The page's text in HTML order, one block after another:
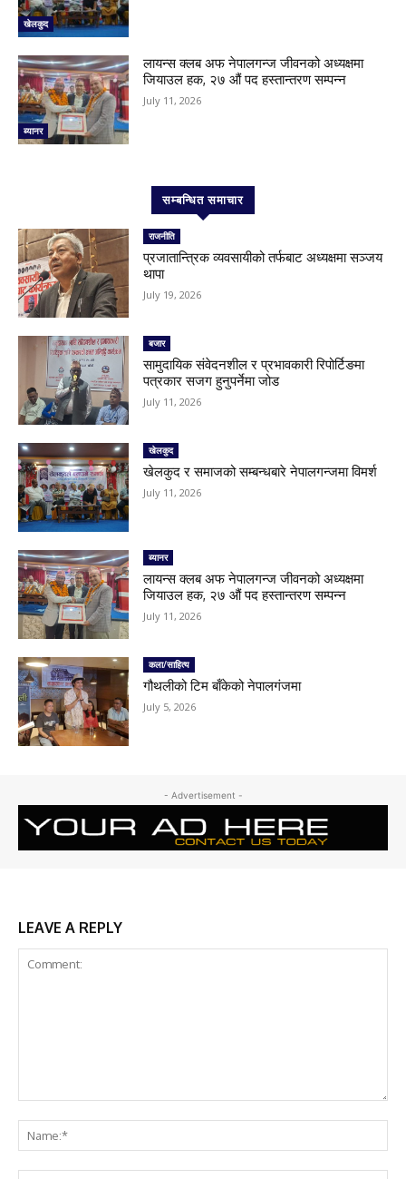
खेलकुद
ब्यानर
लायन्स क्लब अफ नेपालगन्ज जीवनको अध्यक्षमा
जियाउल हक, २७ औं पद हस्तान्तरण सम्पन्न
July 11, 2026
सम्बन्धित समाचार
राजनीति
प्रजातान्त्रिक व्यवसायीको तर्फबाट अध्यक्षमा सञ्जय
थापा
July 19, 2026
बजार
सामुदायिक संवेदनशील र प्रभावकारी रिपोर्टिङमा
पत्रकार सजग हुनुपर्नेमा जोड
July 11, 2026
खेलकुद
खेलकुद र समाजको सम्बन्धबारे नेपालगन्जमा विमर्श
July 11, 2026
ब्यानर
लायन्स क्लब अफ नेपालगन्ज जीवनको अध्यक्षमा
जियाउल हक, २७ औं पद हस्तान्तरण सम्पन्न
July 11, 2026
कला/साहित्य
गौथलीको टिम बाँकेको नेपालगंजमा
July 5, 2026
- Advertisement -
LEAVE A REPLY